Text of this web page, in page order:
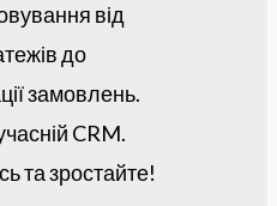
від
до
замовлень.
CRM.
та зростайте!